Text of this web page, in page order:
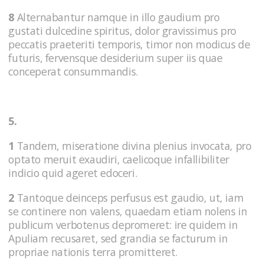
8 Alternabantur namque in illo gaudium pro
gustati dulcedine spiritus, dolor gravissimus pro
peccatis praeteriti temporis, timor non modicus de
futuris, fervensque desiderium super iis quae
conceperat consummandis.
5.
1 Tandem, miseratione divina plenius invocata, pro
optato meruit exaudiri, caelicoque infallibiliter
indicio quid ageret edoceri.
2 Tantoque deinceps perfusus est gaudio, ut, iam
se continere non valens, quaedam etiam nolens in
publicum verbotenus depromeret: ire quidem in
Apuliam recusaret, sed grandia se facturum in
propriae nationis terra promitteret.